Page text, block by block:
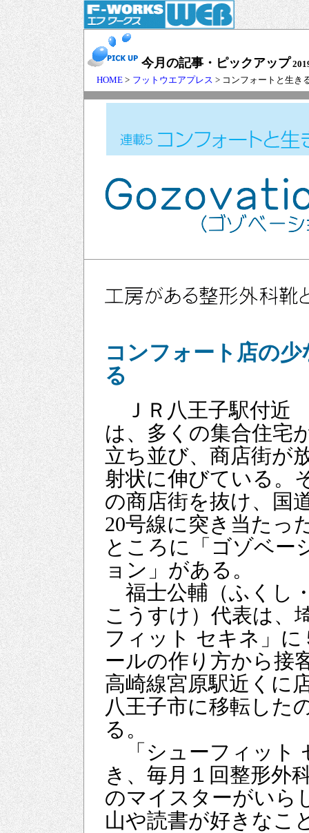
今月の記事・ピックアップ
HOME > フットウエアプレス > コンフォートと生き
コンフォート店の
る
ＪＲ八王子駅付近
は、多くの集合住宅
立ち並び、商店街が
射状に伸びている。
の商店街を抜け、国
20号線に突き当たっ
ところに「ゴゾベー
ョン」がある。
福士公輔（ふくし
こうすけ）代表は、
フィット セキネ」
ールの作り方から接
高崎線宮原駅近くに
八王子市に移転した
る。
「シューフィット
き、毎月１回整形外
のマイスターがいら
山や読書が好きなこ